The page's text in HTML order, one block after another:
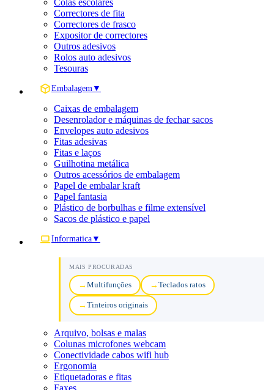
Colas escolares
Correctores de fita
Correctores de frasco
Expositor de correctores
Outros adesivos
Rolos auto adesivos
Tesouras
Embalagem ▼
Caixas de embalagem
Desenrolador e máquinas de fechar sacos
Envelopes auto adesivos
Fitas adesivas
Fitas e laços
Guilhotina metálica
Outros acessórios de embalagem
Papel de embalar kraft
Papel fantasia
Plástico de borbulhas e filme extensível
Sacos de plástico e papel
Informatica ▼
MAIS PROCURADAS
Multifunções Teclados ratos
Tinteiros originais
Arquivo, bolsas e malas
Colunas microfones webcam
Conectividade cabos wifi hub
Ergonomia
Etiquetadoras e fitas
Faxes